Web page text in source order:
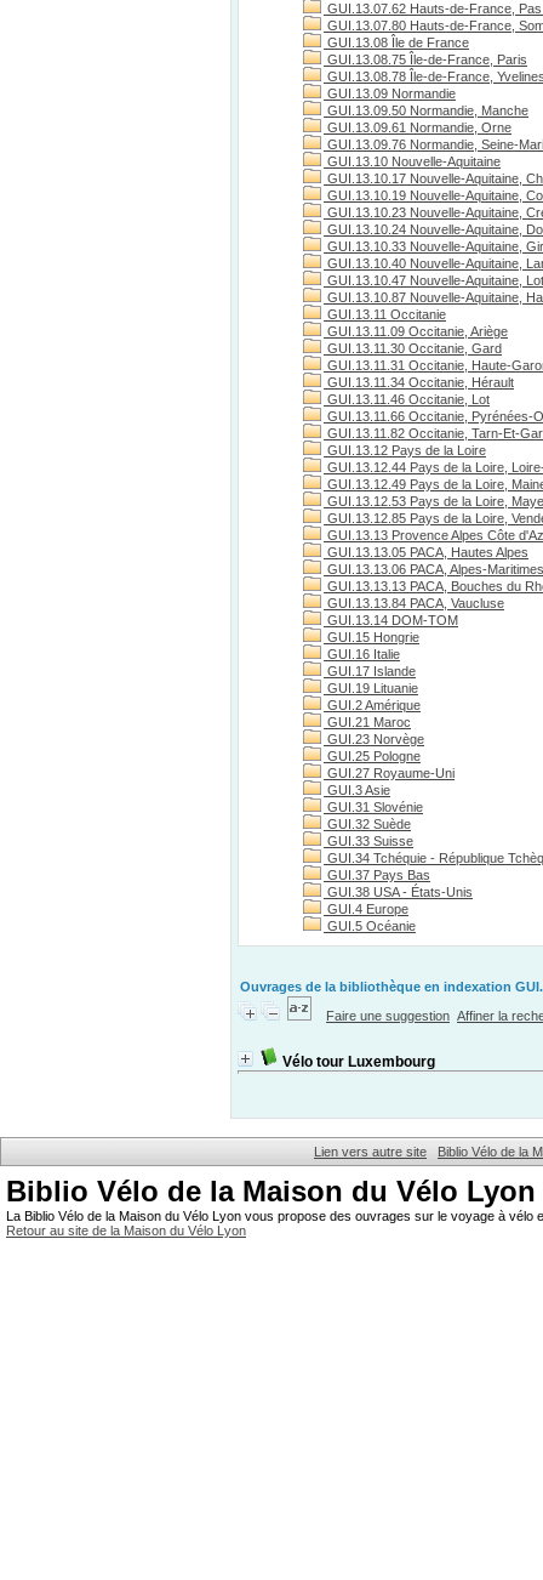
GUI.13.07.62 Hauts-de-France,
GUI.13.07.80 Hauts-de-France,
GUI.13.08 Île de France
GUI.13.08.75 Île-de-France, Paris
GUI.13.08.78 Île-de-France,
GUI.13.09 Normandie
GUI.13.09.50 Normandie, Manche
GUI.13.09.61 Normandie, Orne
GUI.13.09.76 Normandie, Seine-
GUI.13.10 Nouvelle-Aquitaine
GUI.13.10.17 Nouvelle-Aquitaine,
GUI.13.10.19 Nouvelle-Aquitaine,
GUI.13.10.23 Nouvelle-Aquitaine,
GUI.13.10.24 Nouvelle-Aquitaine,
GUI.13.10.33 Nouvelle-Aquitaine,
GUI.13.10.40 Nouvelle-Aquitaine,
GUI.13.10.47 Nouvelle-Aquitaine,
GUI.13.10.87 Nouvelle-Aquitaine,
GUI.13.11 Occitanie
GUI.13.11.09 Occitanie, Ariège
GUI.13.11.30 Occitanie, Gard
GUI.13.11.31 Occitanie, Haute-
GUI.13.11.34 Occitanie, Hérault
GUI.13.11.46 Occitanie, Lot
GUI.13.11.66 Occitanie, Pyrénées-
GUI.13.11.82 Occitanie, Tarn-Et-
GUI.13.12 Pays de la Loire
GUI.13.12.44 Pays de la Loire,
GUI.13.12.49 Pays de la Loire,
GUI.13.12.53 Pays de la Loire,
GUI.13.12.85 Pays de la Loire,
GUI.13.13 Provence Alpes Côte
GUI.13.13.05 PACA, Hautes Alpes
GUI.13.13.06 PACA, Alpes-Maritimes
GUI.13.13.13 PACA, Bouches du
GUI.13.13.84 PACA, Vaucluse
GUI.13.14 DOM-TOM
GUI.15 Hongrie
GUI.16 Italie
GUI.17 Islande
GUI.19 Lituanie
GUI.2 Amérique
GUI.21 Maroc
GUI.23 Norvège
GUI.25 Pologne
GUI.27 Royaume-Uni
GUI.3 Asie
GUI.31 Slovénie
GUI.32 Suède
GUI.33 Suisse
GUI.34 Tchéquie - République
GUI.37 Pays Bas
GUI.38 USA - États-Unis
GUI.4 Europe
GUI.5 Océanie
Ouvrages de la bibliothèque en indexation
Faire une suggestion Affiner la
Vélo tour Luxembourg
Lien vers autre site Biblio Vélo de la
Biblio Vélo de la Maison du Vélo Lyon
La Biblio Vélo de la Maison du Vélo Lyon vous propose des ouvrages sur le voyage à
Retour au site de la Maison du Vélo Lyon